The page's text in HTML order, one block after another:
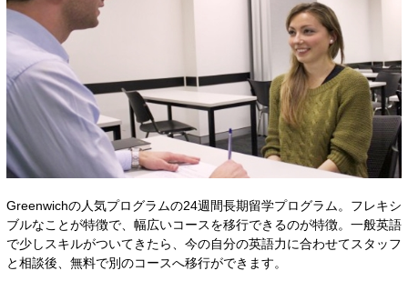
Greenwichの人気プログラムの24週間長期留学プログラム。フレキシ
ブルなことが特徴で、幅広いコースを移行できるのが特徴。一般英語
で少しスキルがついてきたら、今の自分の英語力に合わせてスタッフ
と相談後、無料で別のコースへ移行ができます。